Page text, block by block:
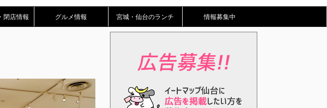
閉店情報 グルメ情報 宮城・仙台のランチ 情報募集中